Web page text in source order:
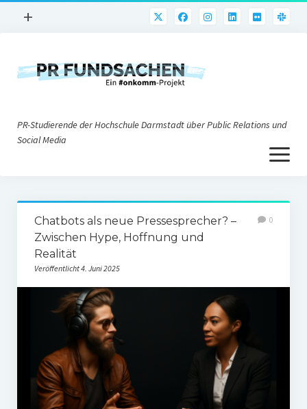
Menü
+
PR@h_da
Nonprofit-PR
Corporate Weblogs
Podcasting
Social Media
PR-Theorie
PR-Literatur
PR-Studien
PR-Studierende der Hochschule Darmstadt über Public Relations und
Social Media
Menü
öffnen
Über uns
Impressum
Datenschutz
Chatbots als neue Pressesprecher? –
Zwischen Hype, Hoffnung und
Realität
Veröffentlicht 4. Juni 2025
0